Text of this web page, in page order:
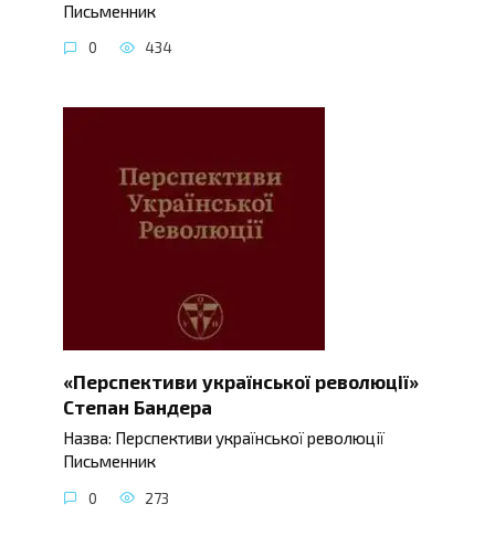
Письменник
0 434
«Перспективи української революції»
Степан Бандера
Назва: Перспективи української революції
Письменник
0 273